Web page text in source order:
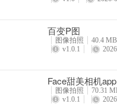
百变P图
图像拍照
40.4 MB
v1.0.1
Face甜美相机app
图像拍照
70.31
v1.0.1